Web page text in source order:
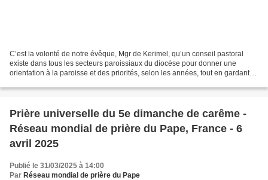
C’est la volonté de notre évêque, Mgr de Kerimel, qu’un conseil pastoral
existe dans tous les secteurs paroissiaux du diocèse pour donner une
orientation à la paroisse et des priorités, selon les années, tout en gardant
Prière universelle du 5e dimanche de carême -
Réseau mondial de prière du Pape, France - 6
avril 2025
Publié le 31/03/2025 à 14:00
Par Réseau mondial de prière du Pape